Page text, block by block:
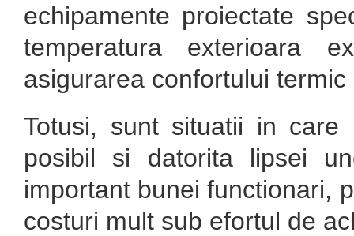
echipamente proiectate
temperatura exterioara
asigurarea confortului termic
Totusi, sunt situatii in care
posibil si datorita lipsei
important bunei functionari,
costuri mult sub efortul de